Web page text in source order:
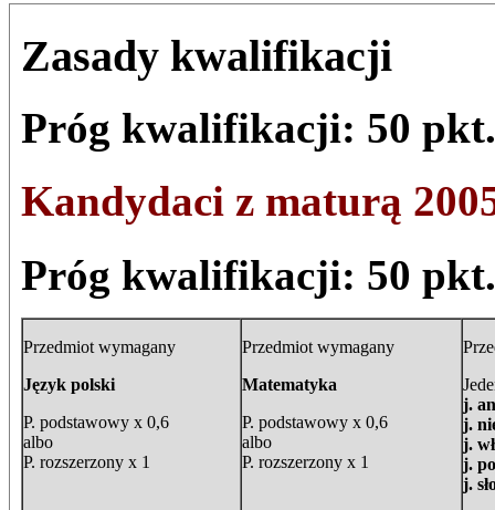
Zasady kwalifikacji
Próg kwalifikacji: 50 pkt.
Kandydaci z maturą
Próg kwalifikacji: 50 pkt.
Przedmiot wymagany
Język polski
P. podstawowy x 0,6
albo
P. rozszerzony x 1
Przedmiot wymagany
Matematyka
P. podstawowy x 0,6
albo
P. rozszerzony x 1
j.
j.
j.
j.
j.